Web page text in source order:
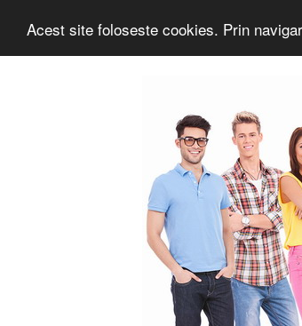
Acest site foloseste cookies. Prin